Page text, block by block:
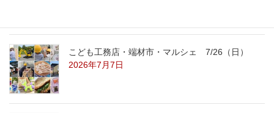
こども工務店・端材市・マルシェ 7/26（日）
2026年7月7日